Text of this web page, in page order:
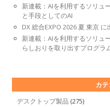
新連載：AIを利用するソリュ
と手段としてのAI
DX 総合EXPO 2026 夏 東京 に
新連載：AIを利用するソリュ
らしおりを取り出すプログラ
カ
デスクトップ製品 (275)